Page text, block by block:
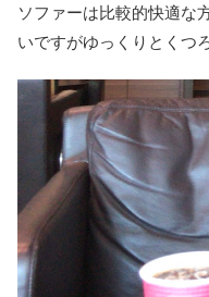
ソファーは比較的快適な
いですがゆっくりとくつ